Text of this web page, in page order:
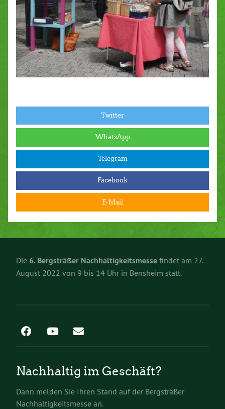
Twitter
WhatsApp
Telegram
Facebook
E-Mail
Die 6. Bergsträßer Nachhaltigkeitsmesse findet am 27.
August 2022 von 9 bis 14 Uhr in Bensheim statt.
Nachhaltig im Geschäft?
Dann melden Sie Ihren Stand auf der Bergsträßer
Nachhaltigkeitsmesse an.